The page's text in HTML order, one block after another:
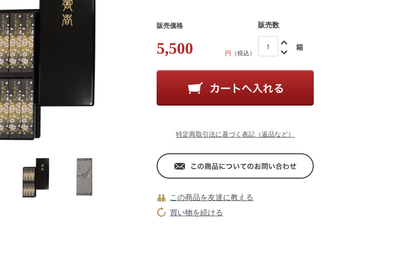
販売価格 販売数
5,500 円 （税込）
箱
特定商取引法に基づく表記（返品など）
この商品を友達に教える
買い物を続ける